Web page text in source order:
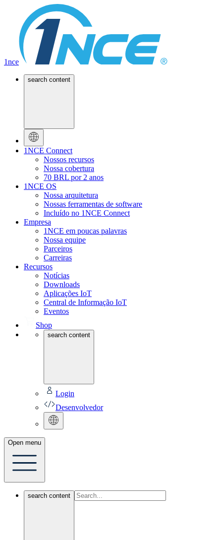
1nce
search content
1NCE Connect
Nossos recursos
Nossa cobertura
70 BRL por 2 anos
1NCE OS
Nossa arquitetura
Nossas ferramentas de software
Incluído no 1NCE Connect
Empresa
1NCE em poucas palavras
Nossa equipe
Parceiros
Carreiras
Recursos
Notícias
Downloads
Aplicações IoT
Central de Informação IoT
Eventos
Shop
search content
Login
Desenvolvedor
Open menu
search content